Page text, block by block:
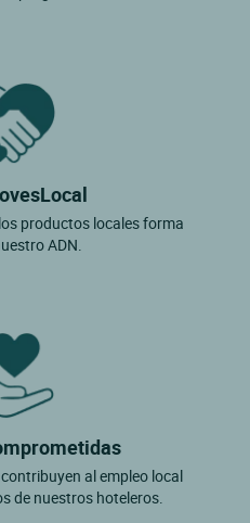
productos locales forma
ADN.
al empleo local
de nuestros hoteleros.